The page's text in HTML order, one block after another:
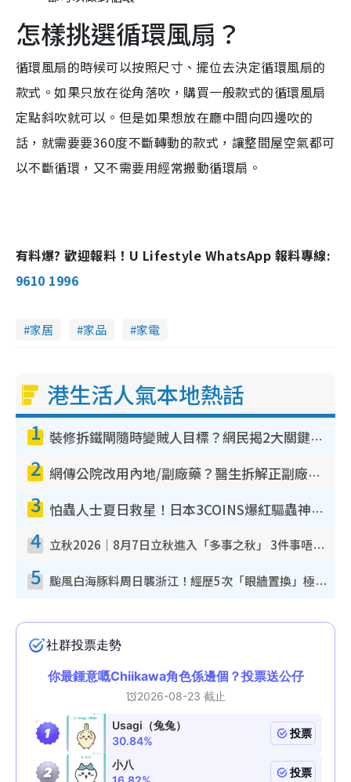
怎樣挑選循環風扇？
循環風扇的時候可以按照尺寸、擺位去決定循環風扇的
款式。如果只放在從角落吹，購買一般款式的循環風扇
定點斜吹就可以。但是如果想放在廳中間向四邊吹的
話，就需要要360度不斷轉動的款式，讓整間屋空氣都可
以不斷循環，又不需要用經常搬動循環扇。
有料爆? 歡迎報料！U Lifestyle WhatsApp 報料專線:
9610 1996
家居 家品 家電
港生活人氣本地熱話
1 裝修拆鐵閘隨時變賊人目標？網民揭2大關鍵用途：裝新式等於白裝？附新舊鐵閘分別
2 網傳公院改用內地/副廠藥？醫生拆解正副廠分別 揭4類人換藥隨時出事
3 怕蟲人士夏日救星！日本3COINS爆紅驅蟲神器$45起 1招「全程免觸碰」輕鬆搞定小強
4 立秋2026｜8月7日立秋進入「多事之秋」 3件事唔做得！專家教6招開運 清枱頭／銀包納氣接好運
5 颱風白海豚料周日襲浙江！經歷5次「眼牆置換」極罕見 成登陸內地最長途颱風